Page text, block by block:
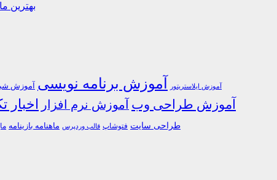
بهترین
آموزش ایلاستریتور آموزش برنامه نویسی آموزش
آموزش طراحی وب آموزش نرم افزار اخبار
طراحی سایت فتوشاپ قالب وردپرس ماهنامه بازینامه